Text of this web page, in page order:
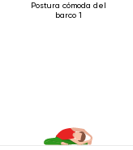
Postura cómoda del
barco 1